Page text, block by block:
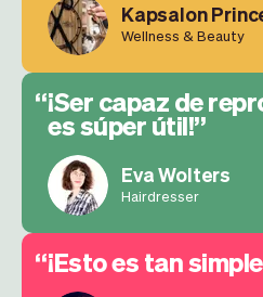
Kapsalon
Wellness & Beauty
¡Ser capaz de
es súper útil!
Eva Wolters
Hairdresser
¡Esto es tan